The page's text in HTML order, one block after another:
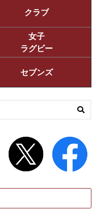
クラブ
女子
ラグビー
セブンズ